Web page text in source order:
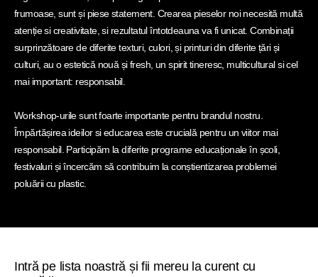
frumoase, sunt și piese statement. Crearea pieselor noi necesită multă
atenție si creativitate, si rezultatul întotdeauna va fi unicat. Combinații
surprinzătoare de diferite texturi, culori, și printuri din diferite țări și
culturi, au o estetică nouă și fresh, un spirit tineresc, multicultural si cel
mai important: responsabil.
Workshop-urile sunt foarte importante pentru brandul nostru.
Împărtășirea ideilor si educarea este crucială pentru un viitor mai
responsabil. Participăm la diferite programe educaționale în școli,
festivaluri și încercăm să contribuim la conștientizarea problemei
poluării cu plastic.
Intră pe lista noastră și fii mereu la curent cu